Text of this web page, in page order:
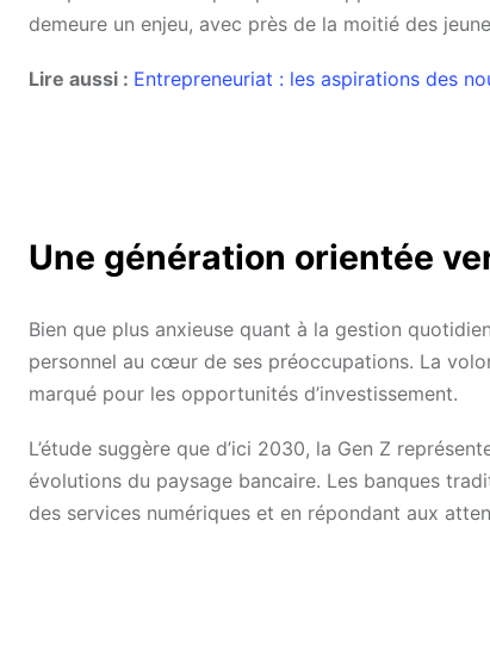
demeure un enjeu, avec près de la moitié des
Lire aussi : Entrepreneuriat : les aspirations des
Une génération orientée
Bien que plus anxieuse quant à la gestion
personnel au cœur de ses préoccupations. La
marqué pour les opportunités d’investissement.
L’étude suggère que d’ici 2030, la Gen Z
évolutions du paysage bancaire. Les banques
des services numériques et en répondant aux